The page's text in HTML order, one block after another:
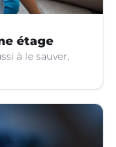
étage
à le sauver.